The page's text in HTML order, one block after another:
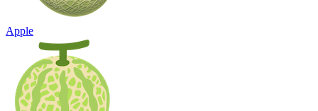
Apple